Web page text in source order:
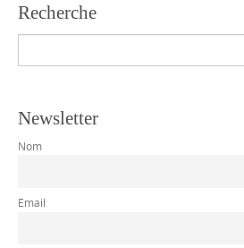
Recherche
Newsletter
Nom
Email